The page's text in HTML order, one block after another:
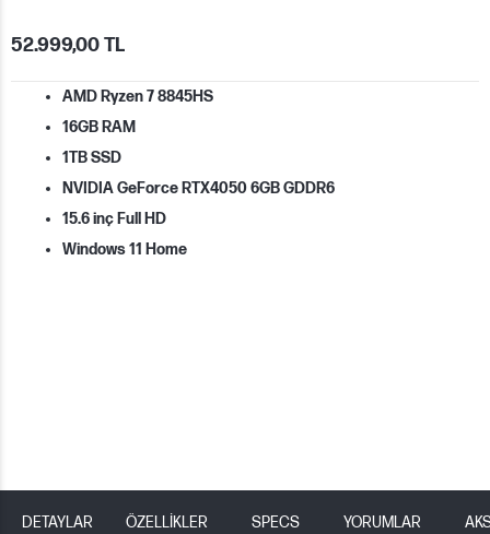
52.999,00 TL
AMD Ryzen 7 8845HS
16GB RAM
1TB SSD
NVIDIA GeForce RTX4050 6GB GDDR6
15.6 inç Full HD
Windows 11 Home
DETAYLAR ÖZELLİKLER SPECS YORUMLAR